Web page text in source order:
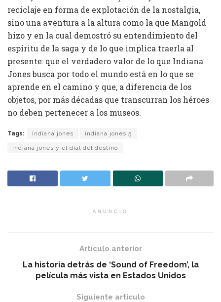
reciclaje en forma de explotación de la nostalgia,
sino una aventura a la altura como la que Mangold
hizo y en la cual demostró su entendimiento del
espíritu de la saga y de lo que implica traerla al
presente: que el verdadero valor de lo que Indiana
Jones busca por todo el mundo está en lo que se
aprende en el camino y que, a diferencia de los
objetos, por más décadas que transcurran los héroes
no deben pertenecer a los museos.
Tags: Indiana jones indiana jones 5
indiana jones y el dial del destino
ANUNCIO
Artículo anterior
La historia detrás de ‘Sound of Freedom’, la
película más vista en Estados Unidos
Siguiente artículo